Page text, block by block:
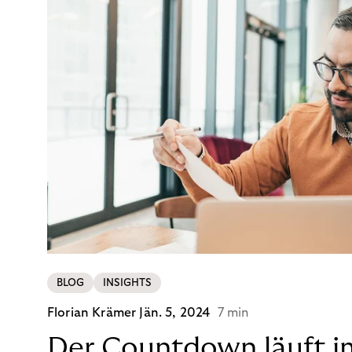
BLOG INSIGHTS
Florian Krämer Jän. 5, 2024 7 min